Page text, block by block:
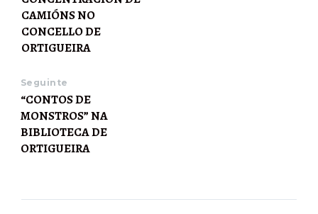
CAMIÓNS NO
CONCELLO DE
ORTIGUEIRA
Seguinte
“CONTOS DE
MONSTROS” NA
BIBLIOTECA DE
ORTIGUEIRA